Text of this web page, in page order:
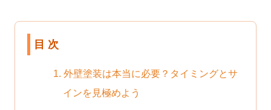
目 次
1. 外壁塗装は本当に必要？タイミングとサ
インを見極めよう